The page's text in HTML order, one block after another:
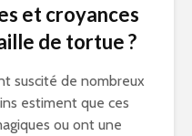
et croyances
de tortue ?
suscité de nombreux
estiment que ces
ou ont une